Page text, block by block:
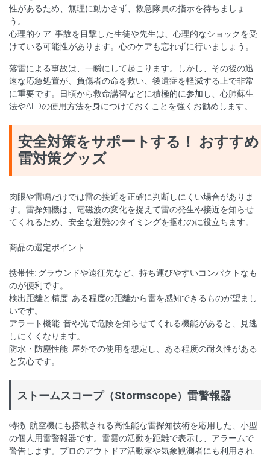
性があるため、無理に動かさず、救急隊員の指示を待ちましょ
う。
心理的ケア: 事故を目撃した生徒や先生は、心理的なショックを受
けている可能性があります。心のケアも忘れずに行いましょう。
落雷による事故は、一瞬にして起こります。しかし、その後の迅
速な応急処置が、負傷者の命を救い、後遺症を軽減する上で非常
に重要です。日頃から救命講習などに積極的に参加し、心肺蘇生
法やAEDの使用方法を身につけておくことを強くお勧めします。
安全対策をサポートする！ おすすめ
雷対策グッズ
肉眼や雷鳴だけでは雷の接近を正確に判断しにくい場合がありま
す。雷探知機は、電磁波の変化を捉えて雷の発生や接近を知らせ
てくれるため、安全な避難のタイミングを掴むのに役立ちます。
商品の選定ポイント:
携帯性: グラウンドや遠征先など、持ち運びやすいコンパクトなも
のが便利です。
検出距離と精度: ある程度の距離から雷を感知できるものが望まし
いです。
アラート機能: 音や光で危険を知らせてくれる機能があると、見逃
しにくくなります。
防水・防塵性能: 屋外での使用を想定し、ある程度の耐久性がある
と安心です。
ストームスコープ（Stormscope）雷警報器
特徴: 航空機にも搭載される高性能な雷探知技術を応用した、小型
の個人用雷警報器です。雷雲の活動を距離で表示し、アラームで
警告します。プロのアウトドア活動家や気象観測者にも利用され